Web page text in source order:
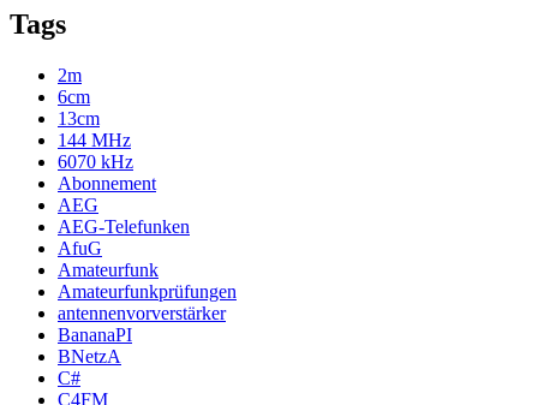
Tags
2m
6cm
13cm
144 MHz
6070 kHz
Abonnement
AEG
AEG-Telefunken
AfuG
Amateurfunk
Amateurfunkprüfungen
antennenvorverstärker
BananaPI
BNetzA
C#
C4FM